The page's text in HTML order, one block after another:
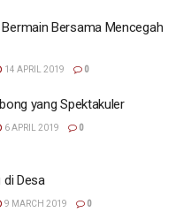
Bersama Mencegah
14 APRIL 2019 0
yang Spektakuler
6 APRIL 2019 0
di Desa
9 MARCH 2019 0